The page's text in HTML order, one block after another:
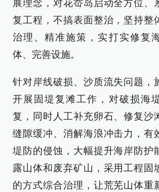
展理念，对花岙岛启动全方位、
复工程，不搞表面整治，坚持整
治理、精准施策，实打实修复
体、完善设施。
针对岸线破损、沙质流失问题，
开展固堤复滩工作，对破损海
复，同时人工补充卵石、修复沙
缝隙缓冲、消解海浪冲击力，有
堤防的侵蚀，大幅提升海岸防护
露山体和废弃矿山，采用工程固
的方式综合治理，让荒芜山体重